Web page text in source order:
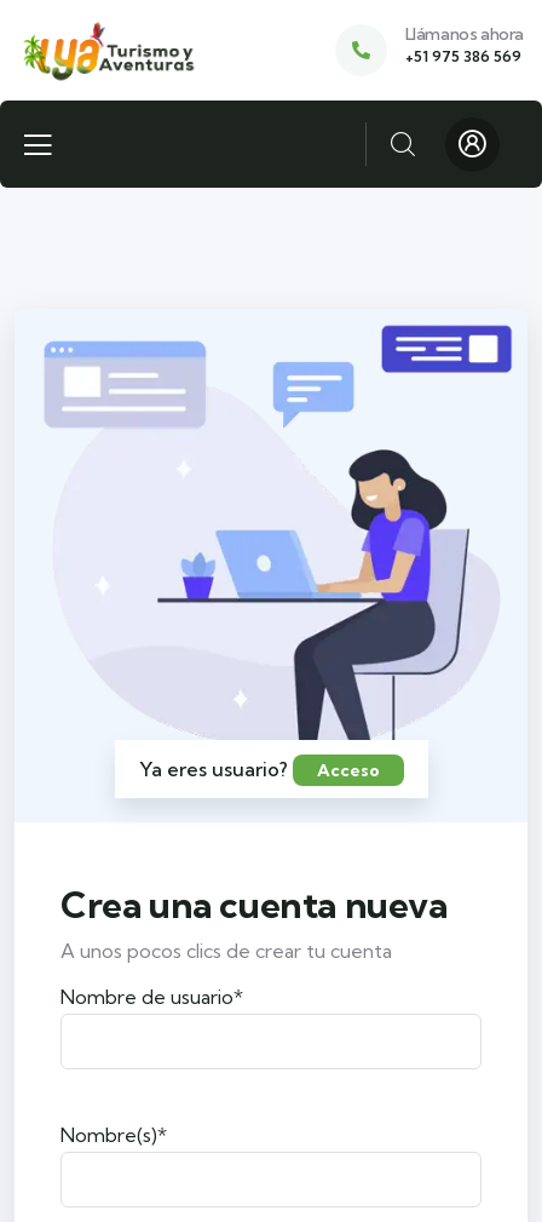
Llámanos ahora
+51 975 386 569
Ya eres usuario? Acceso
Crea una cuenta nueva
A unos pocos clics de crear tu cuenta
Nombre de usuario*
Nombre(s)*